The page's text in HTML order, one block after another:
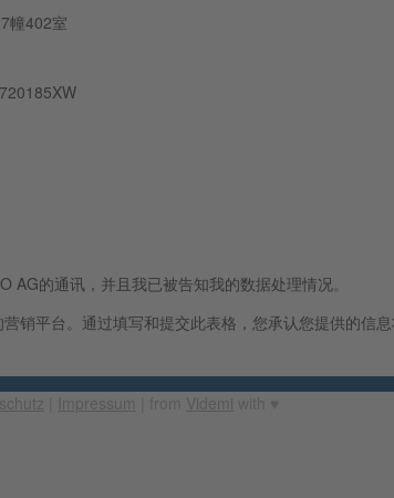
幢402室
AG的通讯，并且我已被告知我的数据处理情况。
销平台。通过填写和提交此表格，您承认您提供的信
Impressum Videmi